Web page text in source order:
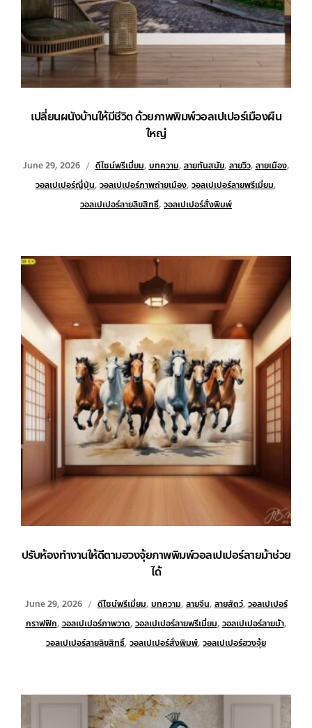
เปลี่ยนผนังบ้านให้มีชีวิต ด้วยภาพพิมพ์วอลเปเปอร์เมืองผืน
ใหญ่
June 29, 2026 ดีไซน์พรีเมี่ยม, บทความ, ลายทันสมัย, ลายวิว, ลายเมือง,
วอลเปเปอร์ญี่ปุ่น, วอลเปเปอร์ภาพถ่ายเมือง, วอลเปเปอร์ลายพรีเมี่ยม,
วอลเปเปอร์ลายลิขสิทธิ์, วอลเปเปอร์สั่งพิมพ์
ปรับห้องทำงานให้ดีตามฮวงจุ้ยภาพพิมพ์วอลเปเปอร์ลายม้าช่วย
ได้
June 29, 2026 ดีไซน์พรีเมี่ยม, บทความ, ลายจีน, ลายสัตว์, วอลเปเปอร์
กราฟฟิก, วอลเปเปอร์ภาพวาด, วอลเปเปอร์ลายพรีเมี่ยม, วอลเปเปอร์ลายม้า,
วอลเปเปอร์ลายลิขสิทธิ์, วอลเปเปอร์สั่งพิมพ์, วอลเปเปอร์ฮวงจุ้ย